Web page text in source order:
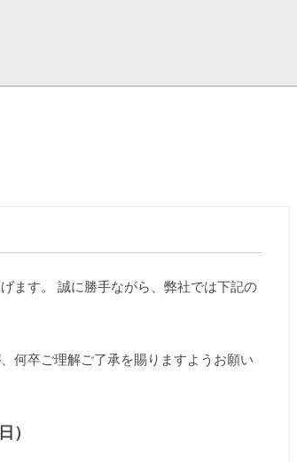
ます。 誠に勝手ながら、弊社では下記の
何卒ご理解ご了承を賜りますようお願い
）